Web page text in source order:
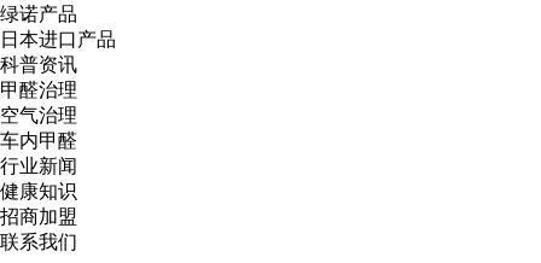
绿诺产品
日本进口产品
科普资讯
甲醛治理
空气治理
车内甲醛
行业新闻
健康知识
招商加盟
联系我们